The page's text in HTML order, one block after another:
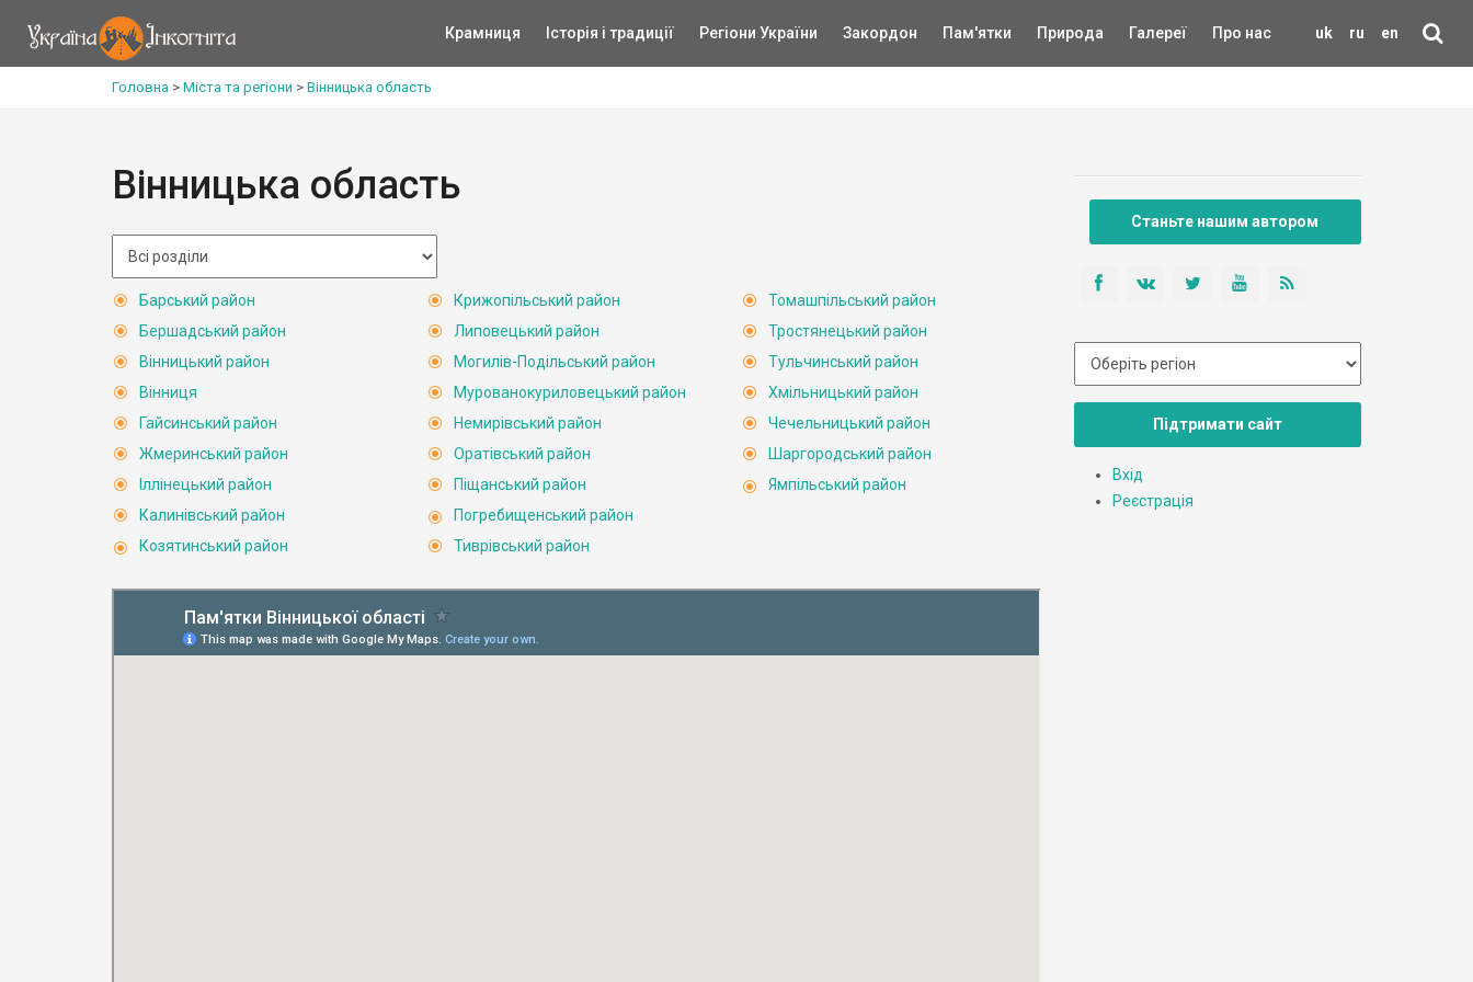
uk ru en
Крамниця Історія і традиції Регіони України Закордон Пам'ятки Природа Галереї Про нас
Головна > Міста та регіони > Вінницька область
Вінницька область
Барський район
Бершадський район
Вінницький район
Вінниця
Гайсинський район
Жмеринський район
Іллінецький район
Калинівський район
Козятинський район
Крижопільський район
Липовецький район
Могилів-Подільський район
Мурованокуриловецький район
Немирівський район
Оратівський район
Піщанський район
Погребищенський район
Тиврівський район
Томашпільський район
Тростянецький район
Тульчинський район
Хмільницький район
Чечельницький район
Шаргородський район
Ямпільський район
Станьте нашим автором
Підтримати сайт
Вхід
Реєстрація